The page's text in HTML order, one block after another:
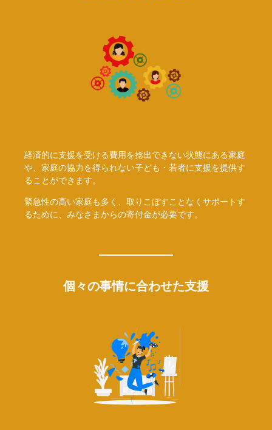
経済的に支援を受ける費用を捻出できない状態にある家庭
や、家庭の協力を得られない子ども・若者に支援を提供す
ることができます。
緊急性の高い家庭も多く、取りこぼすことなくサポートす
るために、みなさまからの寄付金が必要です。
個々の事情に合わせた支援